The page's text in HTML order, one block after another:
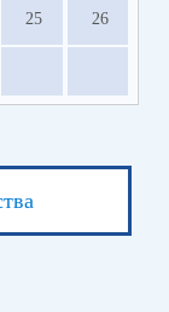
25 26